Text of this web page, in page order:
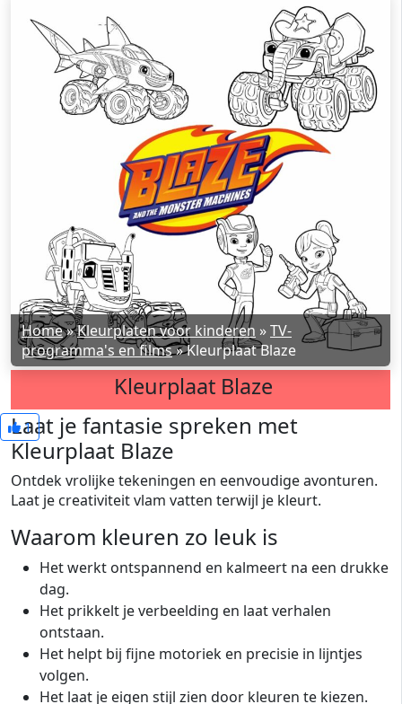
Home»Kleurplaten voor kinderen »TV-
programma's en films»Kleurplaat Blaze
Kleurplaat Blaze
1
Laat je fantasie spreken met
Kleurplaat Blaze
Ontdek vrolijke tekeningen en eenvoudige avonturen.
Laat je creativiteit vlam vatten terwijl je kleurt.
Waarom kleuren zo leuk is
Het werkt ontspannend en kalmeert na een drukke
dag.
Het prikkelt je verbeelding en laat verhalen
ontstaan.
Het helpt bij fijne motoriek en precisie in lijntjes
volgen.
Het laat je eigen stijl zien door kleuren te kiezen.